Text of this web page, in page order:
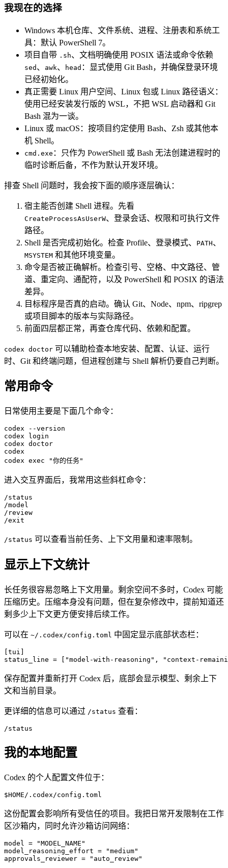
我现在的选择
Windows 本机仓库、文件系统、进程、注册表和系统工
具：默认 PowerShell 7。
项目自带 .sh、文档明确使用 POSIX 语法或命令依赖
sed 、 awk、 head ：显式使用 Git Bash，并确保登录环境
已经初始化。
真正需要 Linux 用户空间、Linux 包或 Linux 路径语义：
使用已经安装发行版的 WSL，不把 WSL 启动器和 Git
Bash 混为一谈。
Linux 或 macOS：按项目约定使用 Bash、Zsh 或其他本
机 Shell。
cmd.exe ：只作为 PowerShell 或 Bash 无法创建进程时的
临时诊断后备，不作为默认开发环境。
排查 Shell 问题时，我会按下面的顺序逐层确认：
宿主能否创建 Shell 进程。先看
CreateProcessAsUserW、登录会话、权限和可执行文件
路径。
Shell 是否完成初始化。检查 Profile、登录模式、
PATH、
MSYSTEM 和其他环境变量。
命令是否被正确解析。检查引号、空格、中文路径、管
道、重定向、通配符，以及 PowerShell 和 POSIX 的语法
差异。
目标程序是否真的启动。确认 Git、Node、npm、ripgrep
或项目脚本的版本与实际路径。
前面四层都正常，再查仓库代码、依赖和配置。
codex doctor 可以辅助检查本地安装、配置、认证、运行
时、Git 和终端问题，但进程创建与 Shell 解析仍要自己判断。
常用命令
日常使用主要是下面几个命令：
codex --version
codex login
codex doctor
codex
codex exec "你的任务"
进入交互界面后，我常用这些斜杠命令：
/status
/model
/review
/exit
/status 可以查看当前任务、上下文用量和速率限制。
显示上下文统计
长任务很容易忽略上下文用量。剩余空间不多时，Codex 可能
压缩历史。压缩本身没有问题，但在复杂修改中，提前知道还
剩多少上下文更方便安排后续工作。
可以在 ~/.codex/config.toml 中固定显示底部状态栏：
tui
status_line = [
"model-with-reasoning" , "context-
保存配置并重新打开 Codex 后，底部会显示模型、剩余上下
文和当前目录。
更详细的信息可以通过 /status 查看：
/status
我的本地配置
Codex 的个人配置文件位于：
$HOME/.codex/config.toml
这份配置会影响所有受信任的项目。我把日常开发限制在工作
区沙箱内，同时允许沙箱访问网络：
model =
"MODEL_NAME"
model_reasoning_effort =
"medium"
approvals_reviewer =
"auto_review"